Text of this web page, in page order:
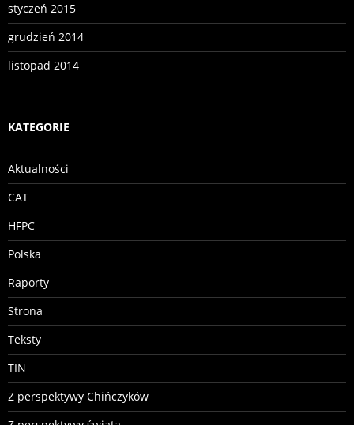
styczeń 2015
grudzień 2014
listopad 2014
KATEGORIE
Aktualności
CAT
HFPC
Polska
Raporty
Strona
Teksty
TIN
Z perspektywy Chińczyków